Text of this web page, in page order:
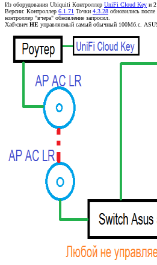
Из оборудования Ubiquiti Контроллер UniFi Cloud Key и
Версии: Контроллер 6.1.71 Точки 4.3.28 обновились
контроллер "вчера" обновление запросил.
Хаб\свич НЕ управляемый самый обычный 100Мб.с.